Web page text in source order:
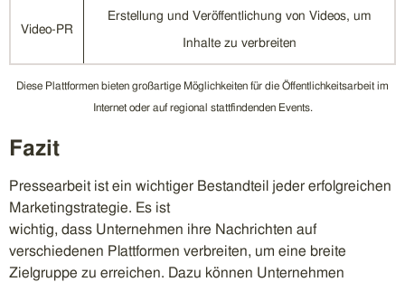
Video-PR
Erstellung und Veröffentlichung von Videos, um
Inhalte zu verbreiten
Diese Plattformen bieten großartige Möglichkeiten für die Öffentlichkeitsarbeit im
Internet oder auf regional stattfindenden Events.
Fazit
Pressearbeit ist ein wichtiger Bestandteil jeder erfolgreichen
Marketingstrategie. Es ist
wichtig, dass Unternehmen ihre Nachrichten auf
verschiedenen Plattformen verbreiten, um eine breite
Zielgruppe zu erreichen. Dazu können Unternehmen